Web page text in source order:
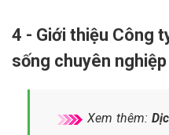
4 - Giới thiệu Công
sống chuyên
Xem thêm: